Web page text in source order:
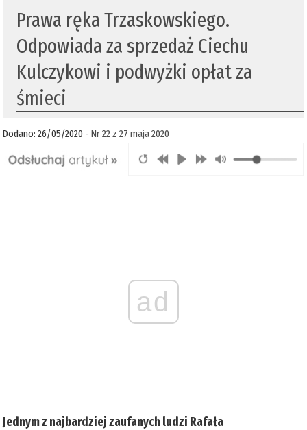
Prawa ręka Trzaskowskiego.
Odpowiada za sprzedaż Ciechu
Kulczykowi i podwyżki opłat za
śmieci
Dodano: 26/05/2020 -Nr 22 z 27 maja 2020
ad
Jednym z najbardziej zaufanych ludzi Rafała